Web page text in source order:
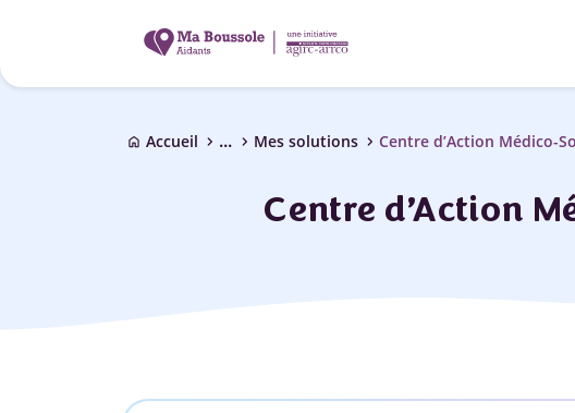
home Accueil chevron_right ... chevron_right Mes solutions chevron_right Centre d’Action Médico-
Centre d’Action